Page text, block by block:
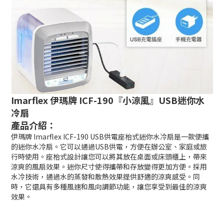
Imarflex 伊瑪牌 ICF-190『小涼風』USB迷你水
冷扇
產品介紹：
伊瑪牌 Imarflex ICF-190 USB供電座枱式迷你水冷扇是一款便攜
的迷你水冷扇。它可以通過USB供電，方便在辦公室、家庭或旅
行時使用。座枱式設計讓您可以將其放在桌面或床頭櫃上，帶來
涼爽的風扇效果。迷你尺寸使得攜帶和存放變得更加方便。採用
水冷技術，通過水的蒸發和散熱效果提供舒適的涼爽感受。同
時，它還具有多種風速和風向調節功能，讓您享受到最佳的涼爽
效果。